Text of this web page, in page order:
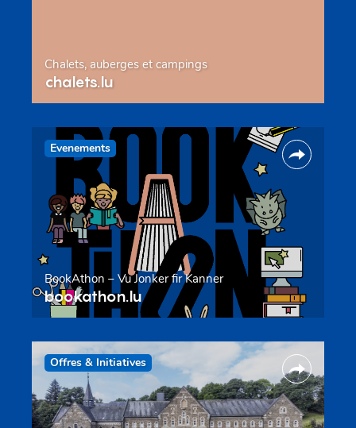
Chalets, auberges et campings
chalets.lu
Evenements
BookAthon – Vu Jonker fir Kanner
bookathon.lu
Offres & Initiatives